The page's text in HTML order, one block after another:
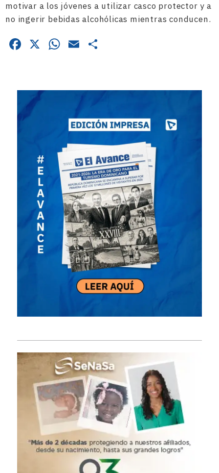
motivar a los jóvenes a utilizar casco protector y a
no ingerir bebidas alcohólicas mientras conducen.
Facebook
X WhatsApp
Email